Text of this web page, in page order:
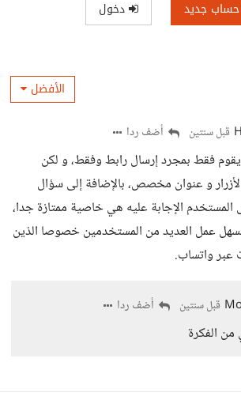
حساب جديد دخول
الأفضل
قبل سنتين أضف ردا
فقط بمجرد إرسال رابط وفقط، و لكن
و عنوان مخصص، بالإضافة إلى سؤال
الإجابة عليه هي خاصية ممتازة جدا،
عمل العديد من المستخدمين خصوصا الذين
واتساب.
قبل سنتين أضف ردا
الفكرة